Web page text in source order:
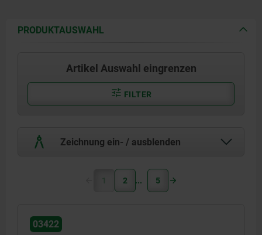
PRODUKTAUSWAHL
Artikel Auswahl eingrenzen
FILTER
Zeichnung ein- / ausblenden
1 2 5
03422